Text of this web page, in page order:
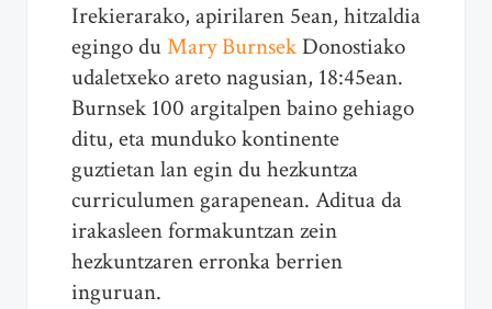
Irekierarako, apirilaren 5ean, hitzaldia
egingo duMary BurnsekDonostiako
udaletxeko areto nagusian, 18:45ean.
Burnsek 100 argitalpen baino gehiago
ditu, eta munduko kontinente
guztietan lan egin du hezkuntza
curriculumen garapenean. Aditua da
irakasleen formakuntzan zein
hezkuntzaren erronka berrien
inguruan.